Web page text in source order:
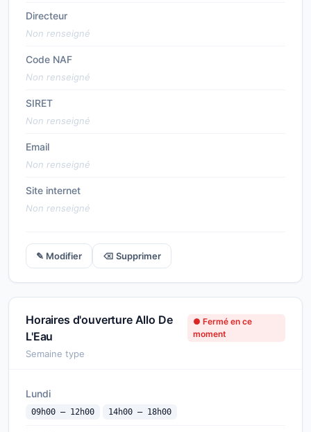
Directeur
Non renseigné
Code NAF
Non renseigné
SIRET
Non renseigné
Email
Non renseigné
Site internet
Non renseigné
✎ Modifier ⌫ Supprimer
Horaires d'ouverture Allo De
L'Eau
● Fermé en ce
moment
Semaine type
Lundi
09h00 — 12h00 14h00 — 18h00